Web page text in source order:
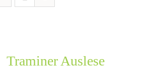
Traminer Auslese